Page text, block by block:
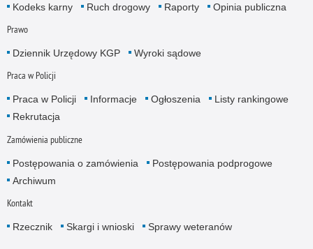
Kodeks karny
Ruch drogowy Raporty Opinia publiczna
Prawo
Dziennik Urzędowy KGP Wyroki sądowe
Praca w Policji
Praca w Policji Informacje Ogłoszenia
Listy rankingowe
Rekrutacja
Zamówienia publiczne
Postępowania o zamówienia
Postępowania podprogowe
Archiwum
Kontakt
Rzecznik Skargi i wnioski Sprawy weteranów